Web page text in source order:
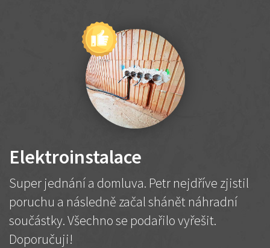
Elektroinstalace
Super jednání a domluva. Petr nejdříve zjistil
poruchu a následně začal shánět náhradní
součástky. Všechno se podařilo vyřešit.
Doporučuji!